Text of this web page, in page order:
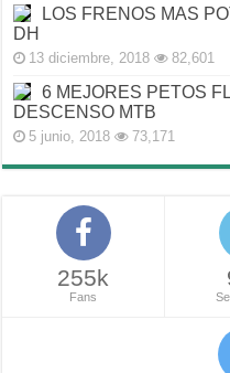
LOS FRENOS MAS
DH
13 diciembre, 2018 82,601
6 MEJORES PETOS
DESCENSO MTB
5 junio, 2018 73,171
255k
Fans